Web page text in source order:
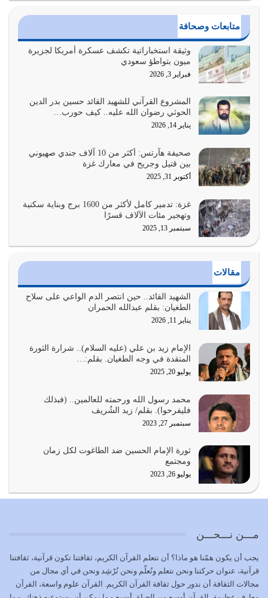
وعد الله تعالى من يُقتل في سبيله بالحياة الأبدية والرزق
والاستبشار والنجاة والخلود في…
يوليو 29, 2026
القرآن الكريم هو أهم مصدر لمعرفة رسول الله معرفة سيرته
معرفة شخصيته معرفة عظمته
يوليو 28, 2026
هل نحن من الصالحين؟ قيِّم نفسك هنا اترك القرآن على أصله
وأعرض نفسك، وأعرض ما لديك على…
يوليو 27, 2026
عندما يكون عدوك هو عدو الله معناه أن تكون نقاط الضعف
فيه كثيرة وسينصرك الله عليه إذا…
يوليو 26, 2026
أراد الله لهذه الأمة ان تكون خير امة أخرجت للناس بالنهوض
الدين الذي شرعه الله لا يجوز أن يخضع لآرائنا وأهوائنا
واجتهاداتنا لأننا سنختلف ونتفرق
يوليو 24, 2026
أمة عاجزة عن النهوض…
يوليو 23, 2026
بحبل الله جميعاً وليس كل…
يوليو 22, 2026
يشاء ويذل من يشاء
يوليو 21, 2026
{إِنَّ الدِّينَ عِنْدَ اللَّهِ الْإسْلامُ} الدين الذي شرعه الله للناس في
تتحقق الحقوق للجميع
يوليو 18, 2026
متابعات وصحافة
وثيقة استخباراتية تكشف عسكرة أمريكا لجزيرة
ميون بتواطؤ سعودي
فبراير 3, 2026
المشروع القرآني للشهيد القائد حسين بدر الدين
الحوثي رضوان الله عليه.. كيف حورب…
يناير 14, 2026
صحيفة هآرتس: أكثر من 10 آلاف جندي صهيوني
بين قتيل وجريح في معارك غزة
أكتوبر 31, 2025
غزة: تدمير كامل لأكثر من 1600 برج وبناية سكنية
وتهجير مئات الآلاف قسرًا
سبتمبر 13, 2025
مقالات
الشهيد القائد.. حين انتصر الدم الواعي على سلاح
الطغيان: بقلم عبدالله الحمران
يناير 11, 2026
الإمام زيد بن علي (عليه السلام).. شرارة الثورة
المتقدة في وجه الطغيان. بقلم:…
يوليو 20, 2025
محمد رسول الله ورحمته للعالمين.. (فبذلك
فليفرحوا). بقلم/ زيد الشُريف
سبتمبر 27, 2023
ثورة الإمام الحسين ضد الطاغوت لكل زمان
ومجتمع
يوليو 26, 2023
مـــن نـــحـــن
يجب أن يكون همّنا هو ماذا؟ أن نتعلم القرآن الكريم، ثقافتنا تكون قرآنية، ثقافتنا
قرآنية، عنوان حركتنا ونحن نتعلم ونُعلّم ونحن نُرْشِد ونحن في أي مجال من
مجالات الثقافة أن ندور حول ثقافة القرآن الكريم. القرآن علوم واسعة، القرآن